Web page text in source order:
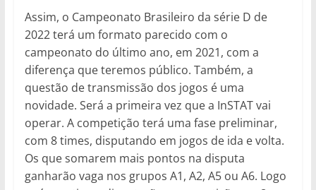
Assim, o Campeonato Brasileiro da série D de
2022 terá um formato parecido com o
campeonato do último ano, em 2021, com a
diferença que teremos público. Também, a
questão de transmissão dos jogos é uma
novidade. Será a primeira vez que a InSTAT vai
operar. A competição terá uma fase preliminar,
com 8 times, disputando em jogos de ida e volta.
Os que somarem mais pontos na disputa
ganharão vaga nos grupos A1, A2, A5 ou A6. Logo